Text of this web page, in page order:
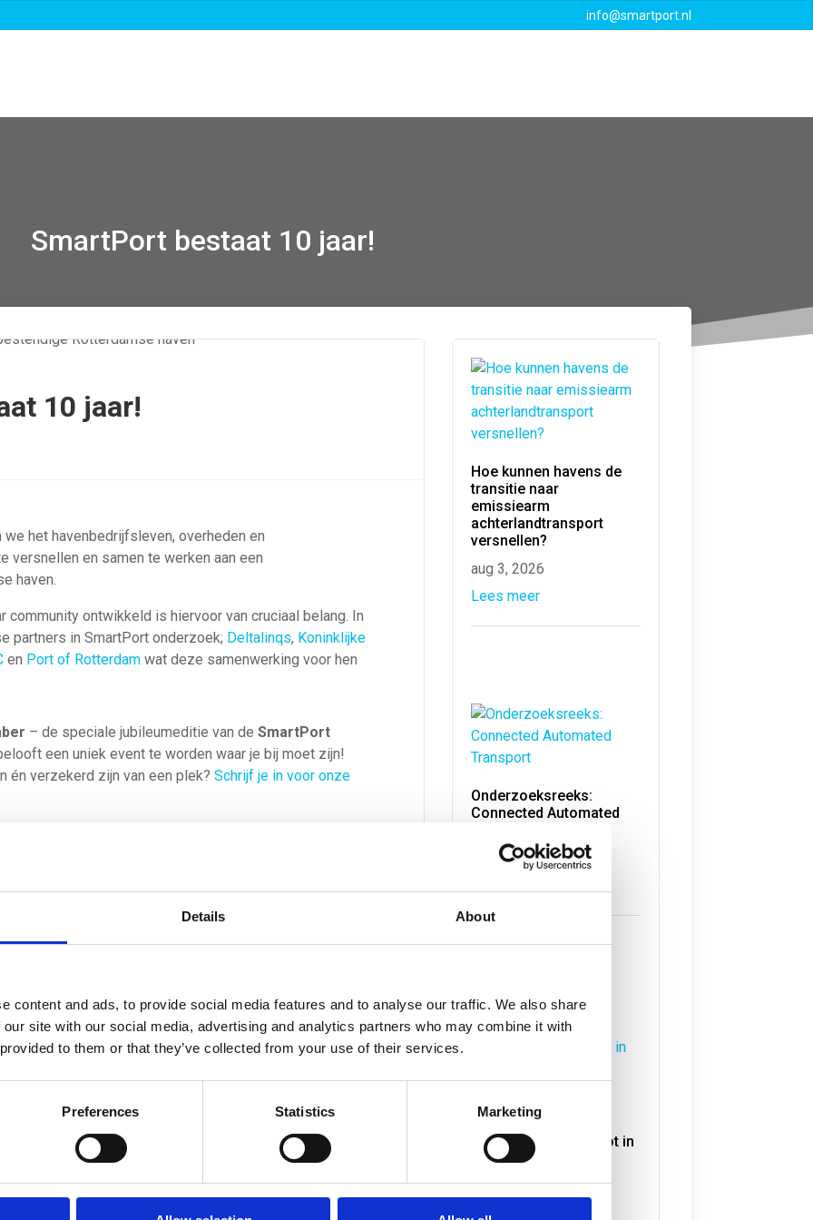
Details About
content and ads, to provide social media features and to analyse our traffic. We also share
site with our social media, advertising and analytics partners who may combine it with
to them or that they’ve collected from your use of their services.
Preferences Statistics Marketing
info@smartport.nl
SmartPort bestaat 10 jaar!
10 jaar!
het havenbedrijfsleven, overheden en
versnellen en samen te werken aan een
haven.
community ontwikkeld is hiervoor van cruciaal belang. In
partners in SmartPort onderzoek; Deltalinqs, Koninklijke
en Port of Rotterdam wat deze samenwerking voor hen
– de speciale jubileumeditie van deSmartPort
een uniek event te worden waar je bij moet zijn!
én verzekerd zijn van een plek?Schrijf je in voor onze
Hoe kunnen havens de
transitie naar
emissiearm
achterlandtransport
versnellen?
aug 3, 2026
Lees meer
Onderzoeksreeks:
Connected Automated
jul 7, 2026
Onderzoek naar
Verduurzaming
Havengebonden Vloot in
volle gang
jul 6, 2026
Lees meer